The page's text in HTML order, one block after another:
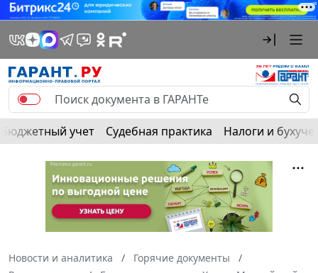
Бюджетный учет Судебная практика Налоги и
Новости и аналитика
Горячие документы